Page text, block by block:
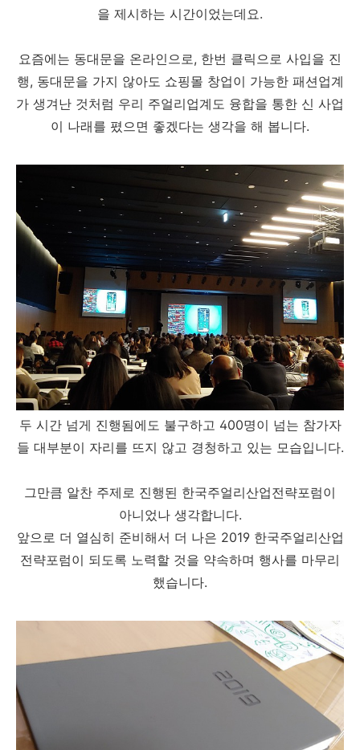
을 제시하는 시간이었는데요.
요즘에는 동대문을 온라인으로, 한번 클릭으로 사입을 진
행, 동대문을 가지 않아도 쇼핑몰 창업이 가능한 패션업계
가 생겨난 것처럼 우리 주얼리업계도 융합을 통한 신 사업
이 나래를 폈으면 좋겠다는 생각을 해 봅니다.
두 시간 넘게 진행됨에도 불구하고 400명이 넘는 참가자
들 대부분이 자리를 뜨지 않고 경청하고 있는 모습입니다.
그만큼 알찬 주제로 진행된 한국주얼리산업전략포럼이
아니었나 생각합니다.
앞으로 더 열심히 준비해서 더 나은 2019 한국주얼리산업
전략포럼이 되도록 노력할 것을 약속하며 행사를 마무리
했습니다.